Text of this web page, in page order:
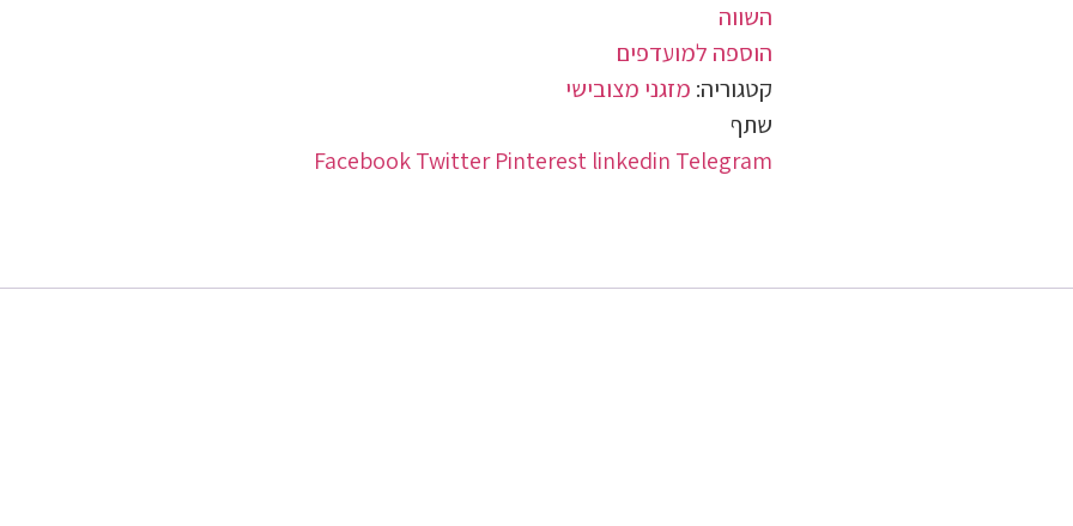
השווה
הוספה למועדפים
קטגוריה: מזגני מצובישי
שתף
FacebookTwitter Pinterest linkedin Telegram